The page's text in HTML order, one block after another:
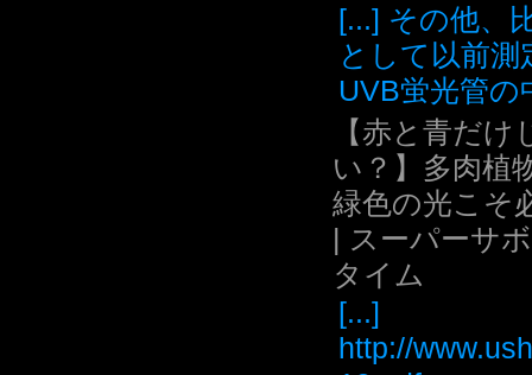
[...] その他、
として以前測
UVB蛍光管の
【赤と青だけ
い？】多肉植
緑色の光こそ
| スーパーサ
タイム
[...]
http://